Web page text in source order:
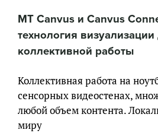
MT Canvus и Canvus
технология визуализации
коллективной работы
Коллективная работа на
сенсорных видеостенах,
любой объем контента.
миру